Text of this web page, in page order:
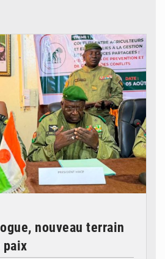
nouveau terrain
paix